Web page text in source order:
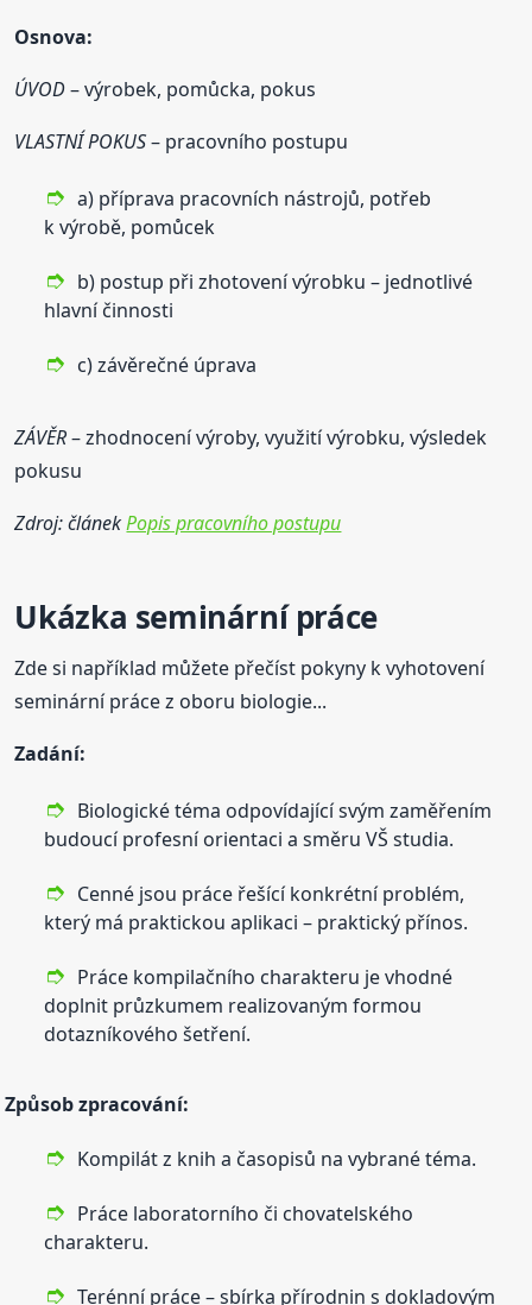
Osnova:
ÚVOD– výrobek, pomůcka, pokus
VLASTNÍ POKUS– pracovního postupu
a) příprava pracovních nástrojů, potřeb
k výrobě, pomůcek
b) postup při zhotovení výrobku – jednotlivé
hlavní činnosti
c) závěrečné úprava
ZÁVĚR– zhodnocení výroby, využití výrobku, výsledek
pokusu
Zdroj: článekPopis pracovního postupu
Ukázka seminární práce
Zde si například můžete přečíst pokyny k vyhotovení
seminární práce z oboru biologie...
Zadání:
Biologické téma odpovídající svým zaměřením
budoucí profesní orientaci a směru VŠ studia.
Cenné jsou práce řešící konkrétní problém,
který má praktickou aplikaci – praktický přínos.
Práce kompilačního charakteru je vhodné
doplnit průzkumem realizovaným formou
dotazníkového šetření.
Způsob zpracování:
Kompilát z knih a časopisů na vybrané téma.
Práce laboratorního či chovatelského
charakteru.
Terénní práce – sbírka přírodnin s dokladovým